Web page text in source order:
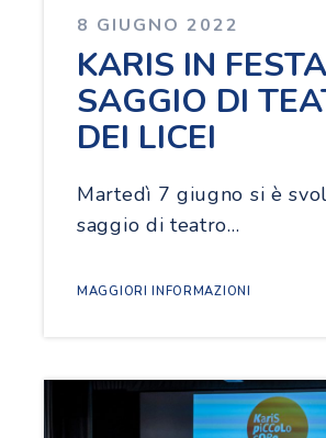
8 GIUGNO 2022
KARIS IN
SAGGIO DI
DEI LICEI
Martedì 7 giugno si è
saggio di teatro…
MAGGIORI INFORMAZIONI